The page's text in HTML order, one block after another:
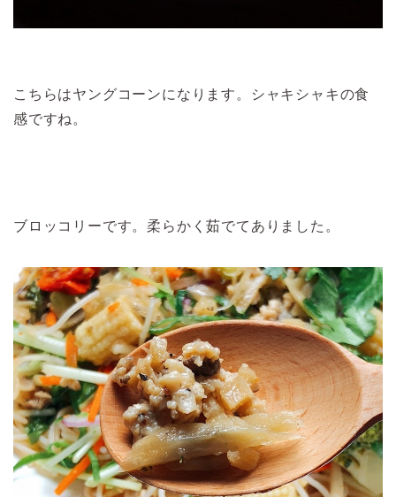
こちらはヤングコーンになります。シャキシャキの食
感ですね。
ブロッコリーです。柔らかく茹でてありました。